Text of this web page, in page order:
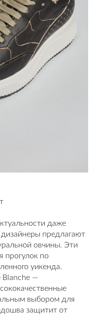
даже
предлагают
овчины. Эти
прогулок по
уикенда.
Blanche —
выбором для
защитит от